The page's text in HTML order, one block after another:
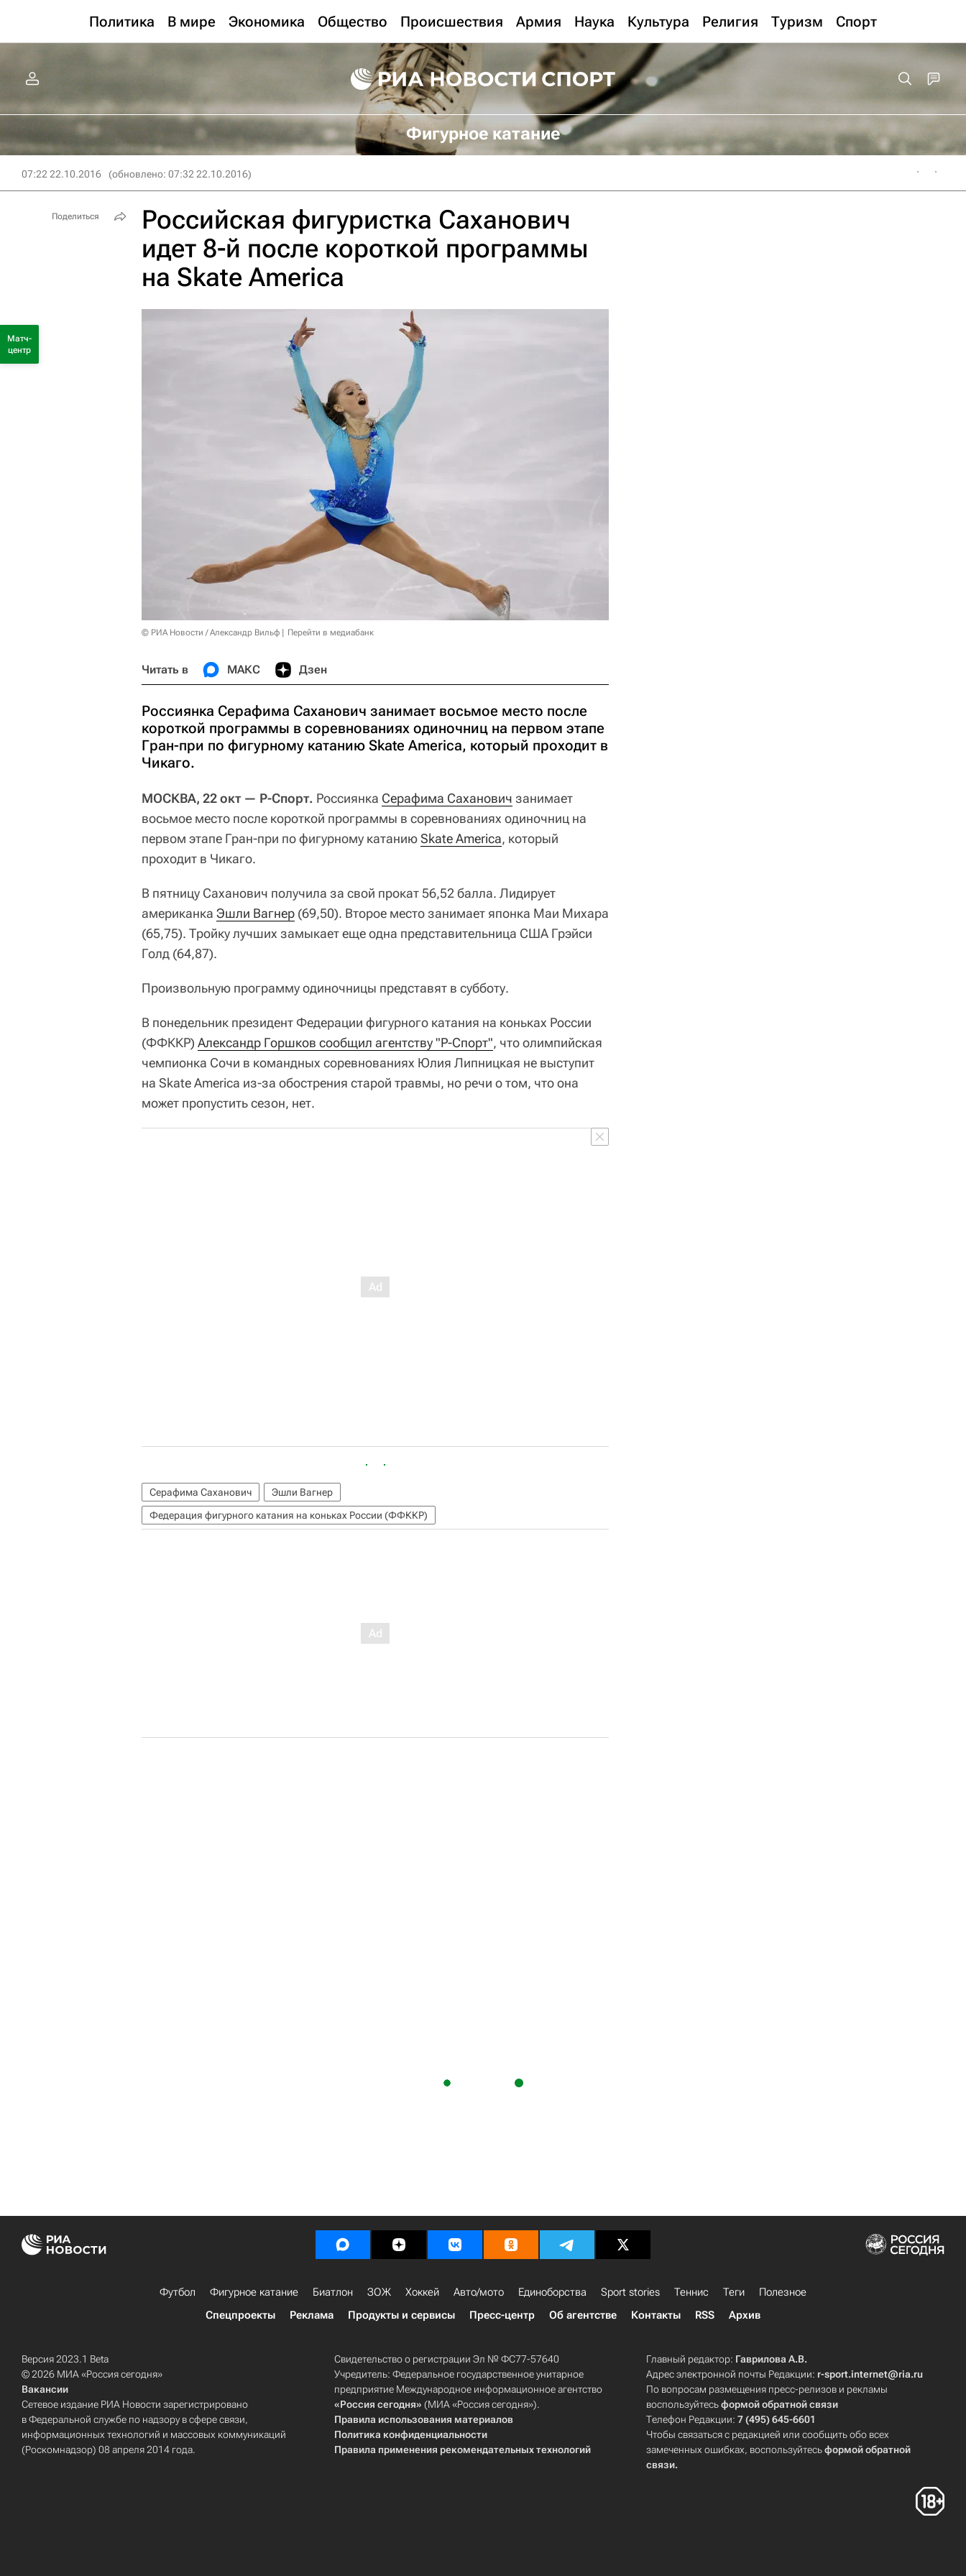
Политика В мире Экономика Общество Происшествия Армия Наука Культура Религия Туризм Спорт
Фигурное катание
07:22 22.10.2016 (обновлено: 07:32 22.10.2016)
Российская фигуристка Саханович
идет 8-й после короткой программы
на Skate America
© РИА Новости / Александр Вильф Перейти в медиабанк
Читать в МАКС Дзен
Россиянка Серафима Саханович занимает восьмое место после
короткой программы в соревнованиях одиночниц на первом этапе
Гран-при по фигурному катанию Skate America, который проходит в
Чикаго.
МОСКВА, 22 окт — Р-Спорт. Россиянка Серафима Саханович занимает
восьмое место после короткой программы в соревнованиях одиночниц на
первом этапе Гран-при по фигурному катаниюSkate America, который
проходит в Чикаго.
В пятницу Саханович получила за свой прокат 56,52 балла. Лидирует
американка Эшли Вагнер (69,50). Второе место занимает японка Маи Михара
(65,75). Тройку лучших замыкает еще одна представительница США Грэйси
Голд (64,87).
Произвольную программу одиночницы представят в субботу.
В понедельник президент Федерации фигурного катания на коньках России
(ФФККР) Александр Горшков сообщил агентству "Р-Спорт", что олимпийская
чемпионка Сочи в командных соревнованиях Юлия Липницкая не выступит
на Skate America из-за обострения старой травмы, но речи о том, что она
может пропустить сезон, нет.
Серафима Саханович
Эшли Вагнер
Федерация фигурного катания на коньках России (ФФККР)
Поделиться
Матч-
центр
Футбол Фигурное катание Биатлон ЗОЖ Хоккей Авто/мото Единоборства Sport stories Теннис Теги
Полезное
Спецпроекты
Реклама Продукты и сервисы Пресс-центр Об агентстве Контакты RSS Архив
Версия 2023.1 Beta
© 2026 МИА «Россия сегодня»
Вакансии
Сетевое издание РИА Новости зарегистрировано
в Федеральной службе по надзору в сфере связи,
информационных технологий и массовых коммуникаций
(Роскомнадзор) 08 апреля 2014 года.
Свидетельство о регистрации Эл № ФС77-57640
Учредитель: Федеральное государственное унитарное
предприятие Международное информационное агентство
«Россия сегодня» (МИА «Россия сегодня»).
Правила использования материалов
Политика конфиденциальности
Правила применения рекомендательных технологий
Главный редактор: Гаврилова А.В.
Адрес электронной почты Редакции: r-sport.internet@ria.ru
По вопросам размещения пресс-релизов и рекламы
воспользуйтесьформой обратной связи
Телефон Редакции:7 (495) 645-6601
Чтобы связаться с редакцией или сообщить обо всех
замеченных ошибках, воспользуйтесьформой обратной
связи.